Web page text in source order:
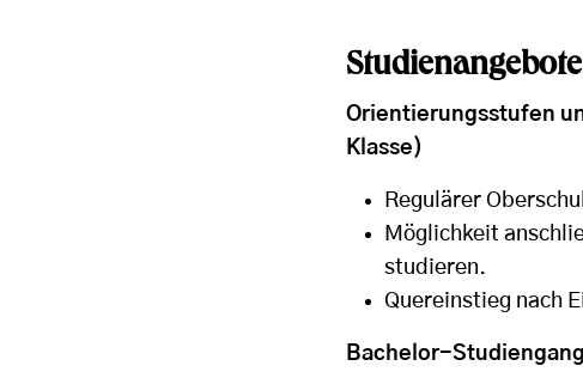
Orientierungsstufen
Klasse)
Regulärer
Möglichkeit
studieren.
Quereinstieg nach
Bachelor-